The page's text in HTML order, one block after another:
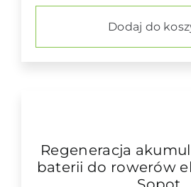
Dodaj do
Regeneracja
baterii do rowerów